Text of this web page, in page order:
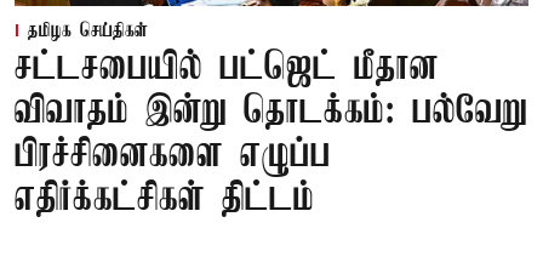
தமிழக செய்திகள்
சட்டசபையில் பட்ஜெட் மீதான
விவாதம் இன்று தொடக்கம்: பல்வேறு
பிரச்சினைகளை எழுப்ப
எதிர்க்கட்சிகள் திட்டம்